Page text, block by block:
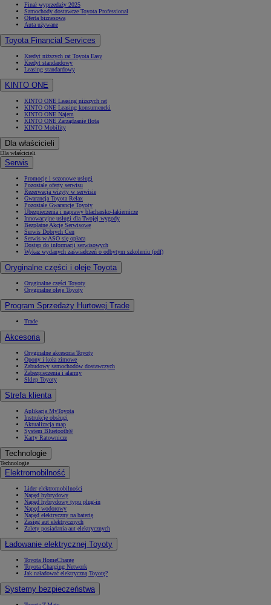
Finał wyprzedaży 2025
Samochody dostawcze Toyota Professional
Oferta biznesowa
Auta używane
Toyota Financial Services
Kredyt niższych rat Toyota Easy
Kredyt standardowy
Leasing standardowy
KINTO ONE
KINTO ONE Leasing niższych rat
KINTO ONE Leasing konsumencki
KINTO ONE Najem
KINTO ONE Zarządzanie flotą
KINTO Mobility
Dla właścicieli
Dla właścicieli
Serwis
Promocje i sezonowe usługi
Pozostałe oferty serwisu
Rezerwacja wizyty w serwisie
Gwarancja Toyota Relax
Pozostałe Gwarancje Toyoty
Ubezpieczenia i naprawy blacharsko-lakiernicze
Innowacyjne usługi dla Twojej wygody
Bezpłatne Akcje Serwisowe
Serwis Dobrych Cen
Serwis w ASO się opłaca
Dostęp do informacji serwisowych
Wykaz wydanych zaświadczeń o odbytym szkoleniu (pdf)
Oryginalne części i oleje Toyota
Oryginalne części Toyoty
Oryginalne oleje Toyoty
Program Sprzedaży Hurtowej Trade
Trade
Akcesoria
Oryginalne akcesoria Toyoty
Opony i koła zimowe
Zabudowy samochodów dostawczych
Zabezpieczenia i alarmy
Sklep Toyoty
Strefa klienta
Aplikacja MyToyota
Instrukcje obsługi
Aktualizacja map
System Bluetooth®
Karty Ratownicze
Technologie
Technologie
Elektromobilność
Lider elektromobilności
Napęd hybrydowy
Napęd hybrydowy typu plug-in
Napęd wodorowy
Napęd elektryczny na baterię
Zasięg aut elektrycznych
Zalety posiadania aut elektrycznych
Ładowanie elektrycznej Toyoty
Toyota HomeCharge
Toyota Charging Network
Jak naładować elektryczną Toyotę?
Systemy bezpieczeństwa